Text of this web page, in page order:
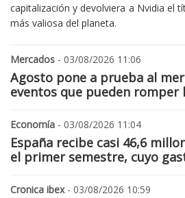
capitalización y devolviera a Nvidia el
más valiosa del planeta.
Mercados - 03/08/2026 11:06
Agosto pone a prueba al
eventos que pueden romper
Economía - 03/08/2026 11:04
España recibe casi 46,6
el primer semestre, cuyo
Cronica ibex- 03/08/2026 10:59